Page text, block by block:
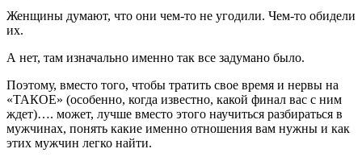
Женщины думают, что они чем-то не угодили. Чем-то обидели
их.
А нет, там изначально именно так все задумано было.
Поэтому, вместо того, чтобы тратить свое время и нервы на
«ТАКОЕ» (особенно, когда известно, какой финал вас с ним
ждет)…. может, лучше вместо этого научиться разбираться в
мужчинах, понять какие именно отношения вам нужны и как
этих мужчин легко найти.